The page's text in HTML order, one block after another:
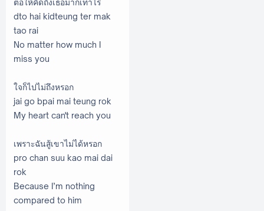
ต่อให้คิดถึงเธอมากเท่าไร
dto hai kidteung ter mak
tao rai
No matter how much I
miss you
ใจก็ไปไม่ถึงหรอก
jai go bpai mai teung rok
My heart can't reach you
เพราะฉันสู้เขาไม่ได้หรอก
pro chan suu kao mai dai
rok
Because I’m nothing
compared to him